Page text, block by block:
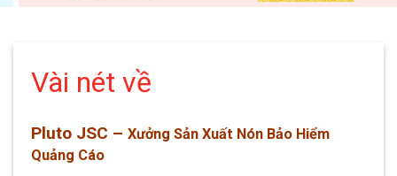
Vài nét về
Pluto JSC – Xưởng Sản Xuất Nón Bảo Hiểm
Quảng Cáo